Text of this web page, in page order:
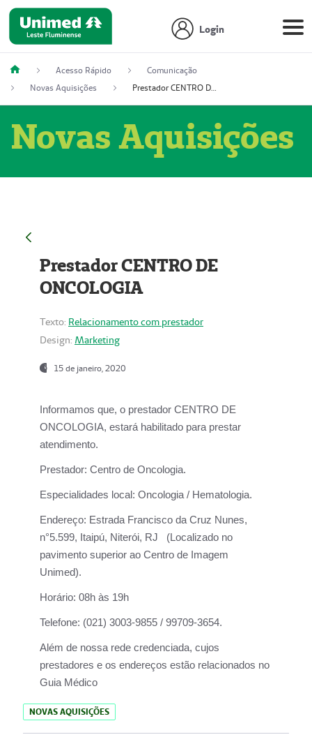
Login
Acesso Rápido
Comunicação
Novas Aquisições
Prestador CENTRO DE ONCOLOGIA
Novas Aquisições
Prestador CENTRO DE
ONCOLOGIA
Texto: Relacionamento com prestador
Design: Marketing
15 de janeiro, 2020
Informamos que, o prestador CENTRO DE
ONCOLOGIA, estará habilitado para prestar
atendimento.
Prestador: Centro de Oncologia.
Especialidades local: Oncologia / Hematologia.
Endereço: Estrada Francisco da Cruz Nunes,
n°5.599, Itaipú, Niterói, RJ (Localizado no
pavimento superior ao Centro de Imagem
Unimed).
Horário: 08h às 19h
Telefone: (021) 3003-9855 / 99709-3654.
Além de nossa rede credenciada, cujos
prestadores e os endereços estão relacionados no
Guia Médico
NOVAS AQUISIÇÕES